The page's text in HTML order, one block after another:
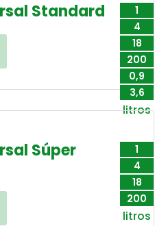
1
4
18
200
0,9
3,6
litros
Standard
1
4
18
200
litros
Súper